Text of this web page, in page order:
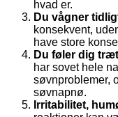
hvad er.
Du vågner
konsekvent,
have store
Du føler dig træt
har sovet hele
søvnproblemer,
søvnapnø.
Irritabilitet,